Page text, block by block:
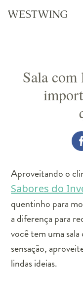
Sala com
Aproveitando o
Sabores do
quentinho para
a diferença para
você tem uma
sensação,
lindas ideias.